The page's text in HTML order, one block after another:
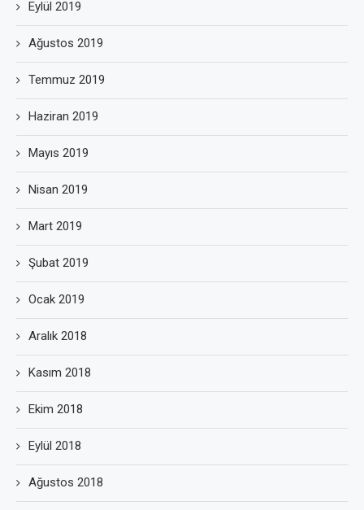
Eylül 2019
Ağustos 2019
Temmuz 2019
Haziran 2019
Mayıs 2019
Nisan 2019
Mart 2019
Şubat 2019
Ocak 2019
Aralık 2018
Kasım 2018
Ekim 2018
Eylül 2018
Ağustos 2018